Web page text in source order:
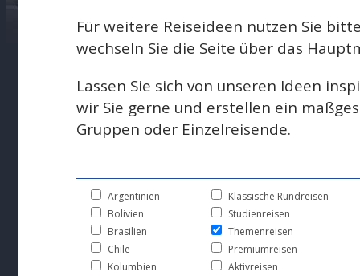
Für weitere Reiseideen nutzen Sie
wechseln Sie die Seite über das
Lassen Sie sich von unseren Ideen
wir Sie gerne und erstellen ein
Gruppen oder Einzelreisende.
Argentinien
Bolivien
Brasilien
Chile
Kolumbien
Klassische Rundreisen
Studienreisen
Themenreisen
Premiumreisen
Aktivreisen